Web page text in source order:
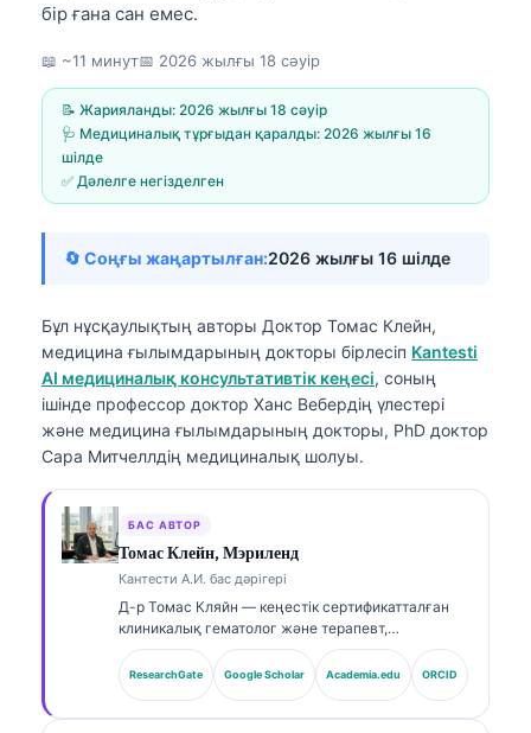
бір ғана сан емес.
📖 ~11 минут📅 2026 жылғы 18 сәуір
📝 Жарияланды: 2026 жылғы 18 сәуір
🩺 Медициналық тұрғыдан қаралды: 2026 жылғы 16
шілде
✅ Дәлелге негізделген
🔄 Соңғы жаңартылған:2026 жылғы 16 шілде
Бұл нұсқаулықтың авторы Доктор Томас Клейн,
медицина ғылымдарының докторы бірлесіп Kantesti
AI медициналық консультативтік кеңесі, соның
ішінде профессор доктор Ханс Вебердің үлестері
және медицина ғылымдарының докторы, PhD доктор
Сара Митчеллдің медициналық шолуы.
БАС АВТОР
Томас Клейн, Мэриленд
Кантести А.И. бас дәрігері
Д-р Томас Кляйн — кеңестік сертификатталған
клиникалық гематолог және терапевт,
зертханалық медицина саласында және ЖИ-мен
(AI) сүйемелденген клиникалық талдауда 15
жылдан астам тәжірибесі бар. Kantesti AI
ResearchGate Google Scholar Academia.edu ORCID